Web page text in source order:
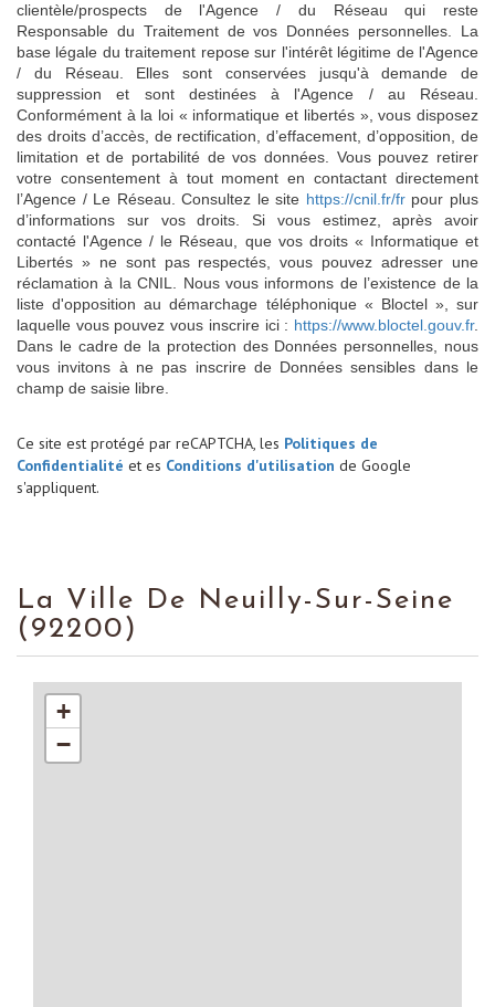
clientèle/prospects de l'Agence / du Réseau qui reste
Responsable du Traitement de vos Données personnelles. La
base légale du traitement repose sur l'intérêt légitime de l'Agence
/ du Réseau. Elles sont conservées jusqu'à demande de
suppression et sont destinées à l'Agence / au Réseau.
Conformément à la loi « informatique et libertés », vous disposez
des droits d’accès, de rectification, d’effacement, d’opposition, de
limitation et de portabilité de vos données. Vous pouvez retirer
votre consentement à tout moment en contactant directement
l’Agence / Le Réseau. Consultez le site https://cnil.fr/frpour plus
d’informations sur vos droits. Si vous estimez, après avoir
contacté l'Agence / le Réseau, que vos droits « Informatique et
Libertés » ne sont pas respectés, vous pouvez adresser une
réclamation à la CNIL. Nous vous informons de l’existence de la
liste d'opposition au démarchage téléphonique « Bloctel », sur
laquelle vous pouvez vous inscrire ici : https://www.bloctel.gouv.fr.
Dans le cadre de la protection des Données personnelles, nous
vous invitons à ne pas inscrire de Données sensibles dans le
champ de saisie libre.
Ce site est protégé par reCAPTCHA, les Politiques de
Confidentialité et es Conditions d'utilisation de Google
s'appliquent.
La Ville De Neuilly-Sur-Seine
(92200)
+
−